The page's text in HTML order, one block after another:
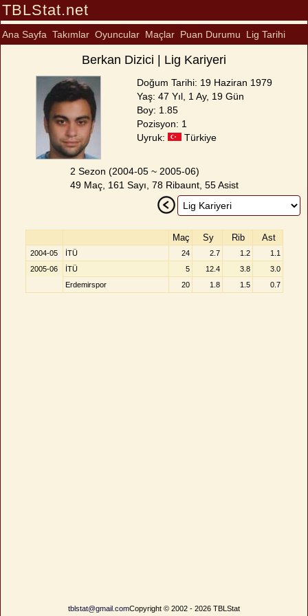
TBLStat.net
Ana Sayfa Takımlar Oyuncular Maçlar Puan Durumu Lig Tarihi
Berkan Dizici | Lig Kariyeri
Doğum Tarihi: 19 Haziran 1979
Yaş: 47 Yıl, 1 Ay, 19 Gün
Boy: 1.85
Pozisyon: 1
Uyruk:
Türkiye
2 Sezon (2004-05 ~ 2005-06)
49 Maç, 161 Sayı, 78 Ribaunt, 55 Asist
Maç Sy Rib Ast
2004-05 İTÜ 24 2.7 1.2
1.1
2005-06
İTÜ 5 12.4 3.8
3.0
Erdemirspor
20 1.8 1.5 0.7
tblstat@gmail.comCopyright © 2002 - 2026 TBLStat